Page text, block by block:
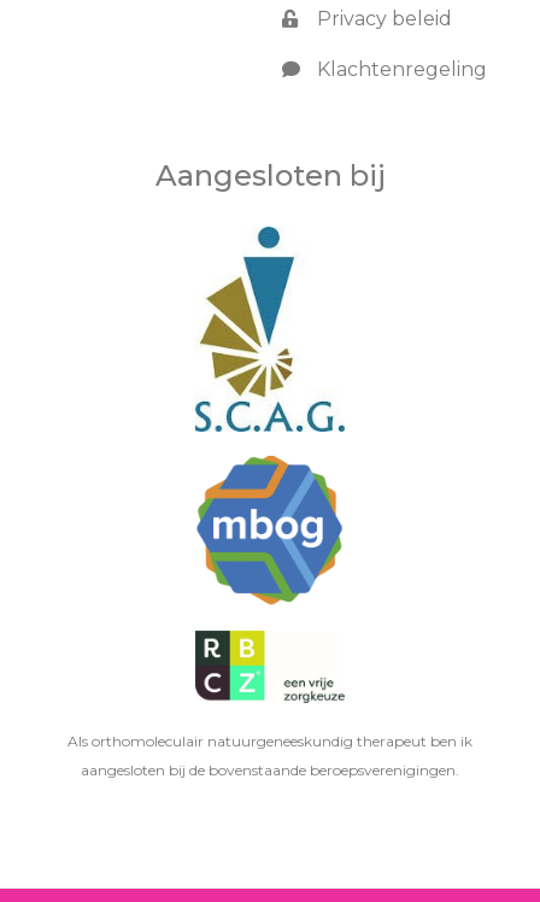
Privacy beleid
Klachtenregeling
Aangesloten bij
Als orthomoleculair natuurgeneeskundig therapeut ben ik
aangesloten bij de bovenstaande beroepsverenigingen.